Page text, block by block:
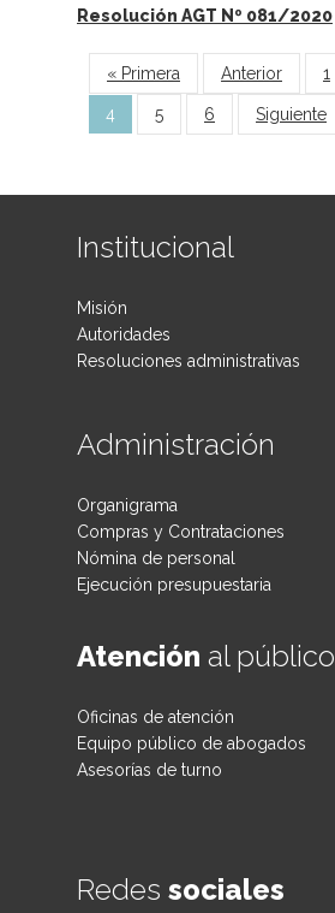
Resolución AGT Nº 081/2020
Páginas
« Primera Anterior 1
4 5 6 Siguiente
Institucional
Misión
Autoridades
Resoluciones administrativas
Administración
Organigrama
Compras y Contrataciones
Nómina de personal
Ejecución presupuestaria
Atención al público
Oficinas de atención
Equipo público de abogados
Asesorías de turno
Redes sociales